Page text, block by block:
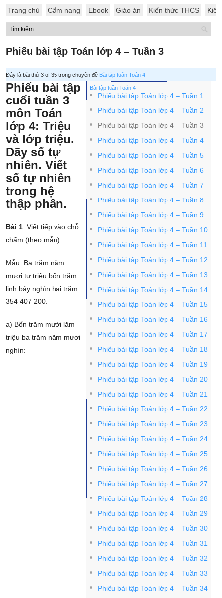
Trang chủ Cẩm nang Ebook Giáo án Kiến thức THCS
Phiếu bài tập Toán lớp 4 – Tuần 3
Đây là bài thứ 3 of 35 trong chuyên đề Bài tập tuần Toán 4
Bài tập tuần Toán 4
Phiếu bài tập Toán lớp 4 – Tuần 1
Phiếu bài tập Toán lớp 4 – Tuần 2
Phiếu bài tập Toán lớp 4 – Tuần 3
Phiếu bài tập Toán lớp 4 – Tuần 4
Phiếu bài tập Toán lớp 4 – Tuần 5
Phiếu bài tập Toán lớp 4 – Tuần 6
Phiếu bài tập Toán lớp 4 – Tuần 7
Phiếu bài tập Toán lớp 4 – Tuần 8
Phiếu bài tập Toán lớp 4 – Tuần 9
Phiếu bài tập Toán lớp 4 – Tuần 10
Phiếu bài tập Toán lớp 4 – Tuần 11
Phiếu bài tập Toán lớp 4 – Tuần 12
Phiếu bài tập Toán lớp 4 – Tuần 13
Phiếu bài tập Toán lớp 4 – Tuần 14
Phiếu bài tập Toán lớp 4 – Tuần 15
Phiếu bài tập Toán lớp 4 – Tuần 16
Phiếu bài tập Toán lớp 4 – Tuần 17
Phiếu bài tập Toán lớp 4 – Tuần 18
Phiếu bài tập Toán lớp 4 – Tuần 19
Phiếu bài tập Toán lớp 4 – Tuần 20
Phiếu bài tập Toán lớp 4 – Tuần 21
Phiếu bài tập Toán lớp 4 – Tuần 22
Phiếu bài tập Toán lớp 4 – Tuần 23
Phiếu bài tập Toán lớp 4 – Tuần 24
Phiếu bài tập Toán lớp 4 – Tuần 25
Phiếu bài tập Toán lớp 4 – Tuần 26
Phiếu bài tập Toán lớp 4 – Tuần 27
Phiếu bài tập Toán lớp 4 – Tuần 28
Phiếu bài tập Toán lớp 4 – Tuần 29
Phiếu bài tập Toán lớp 4 – Tuần 30
Phiếu bài tập Toán lớp 4 – Tuần 31
Phiếu bài tập Toán lớp 4 – Tuần 32
Phiếu bài tập Toán lớp 4 – Tuần 33
Phiếu bài tập Toán lớp 4 – Tuần 34
Phiếu bài tập
cuối tuần 3
môn Toán
lớp 4: Triệu
và lớp triệu.
Dãy số tự
nhiên. Viết
số tự nhiên
trong hệ
thập phân.
Bài 1: Viết tiếp vào chỗ
chấm (theo mẫu):
Mẫu: Ba trăm năm
mươi tư triệu bốn trăm
linh bảy nghìn hai trăm:
354 407 200.
a) Bốn trăm mười lăm
triệu ba trăm năm mươi
nghìn: